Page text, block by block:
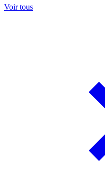
Voir tous